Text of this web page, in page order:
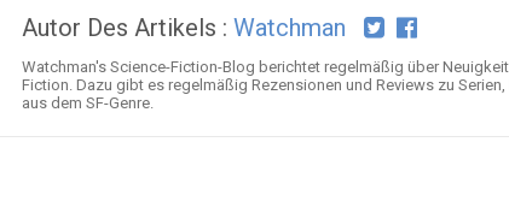
Autor Des Artikels : Watchman
Watchman's Science-Fiction-Blog berichtet regelmäßig über
Fiction. Dazu gibt es regelmäßig Rezensionen und Reviews zu
aus dem SF-Genre.